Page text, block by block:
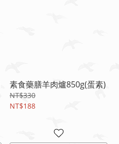
素食藥膳羊肉爐850g(蛋素)
NT$330
NT$188